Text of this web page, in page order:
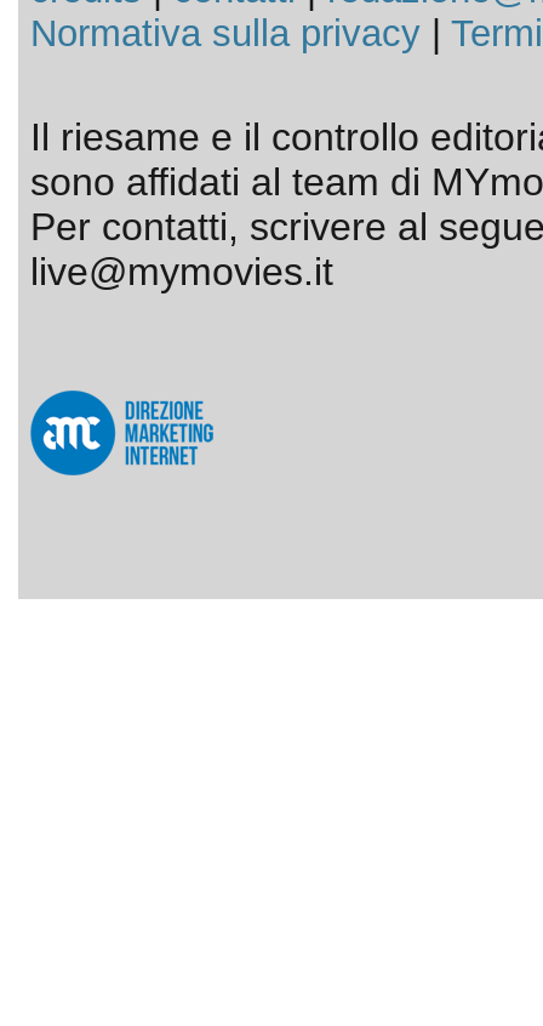
Normativa sulla privacy|
Il riesame e il controllo
sono affidati al team di
Per contatti, scrivere al
live@mymovies.it